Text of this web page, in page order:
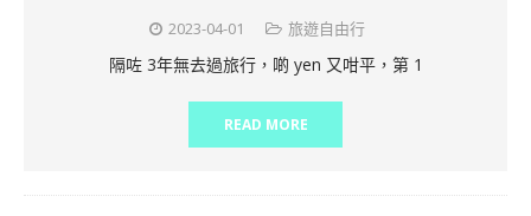
2023-04-01 旅遊自由行
隔咗 3年無去過旅行，啲 yen 又咁平，第 1
READ MORE